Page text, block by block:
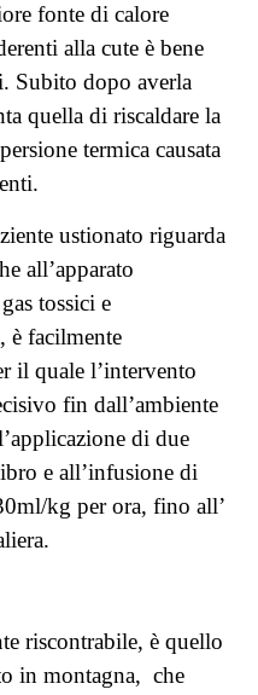
fonte di calore
alla cute è bene
Subito dopo averla
quella di riscaldare la
termica causata
ustionato riguarda
all’apparato
tossici e
è facilmente
il quale l’intervento
fin dall’ambiente
di due
e all’infusione di
kg per ora, fino all’
riscontrabile, è quello
in montagna, che